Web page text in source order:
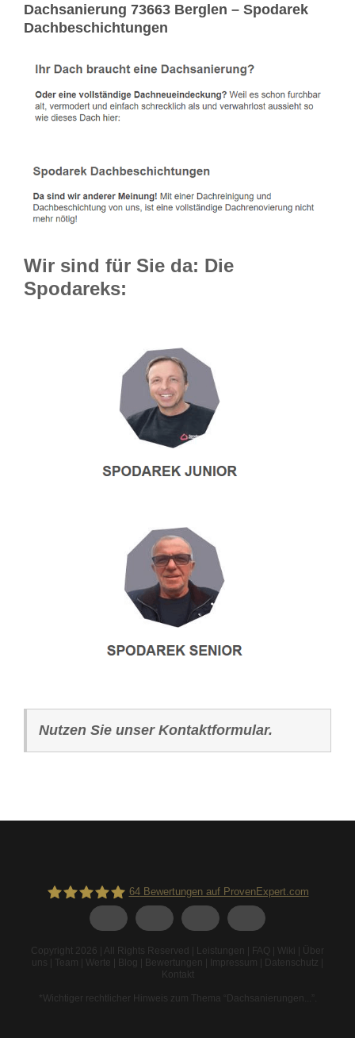
Dachsanierung 73663 Berglen – Spodarek
Dachbeschichtungen
Wir sind für Sie da: Die
Spodareks:
Nutzen Sie unser Kontaktformular.
64Bewertungen auf ProvenExpert.com
Copyright 2026 | All Rights Reserved | Leistungen FAQ Wiki
Über
uns
Team Werte Blog Bewertungen Impressum Datenschutz
Kontakt
*Wichtiger rechtlicher Hinweis zum Thema “Dachsanierungen...” .